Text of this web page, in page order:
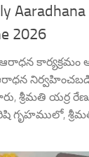
2026
కార్యక్రమం
శ్రీమతి యర్ర
గృహములో,